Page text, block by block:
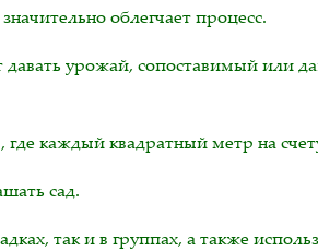
облегчает процесс.
давать урожай, сопоставимый или
каждый квадратный метр на
сад.
так и в группах, а также